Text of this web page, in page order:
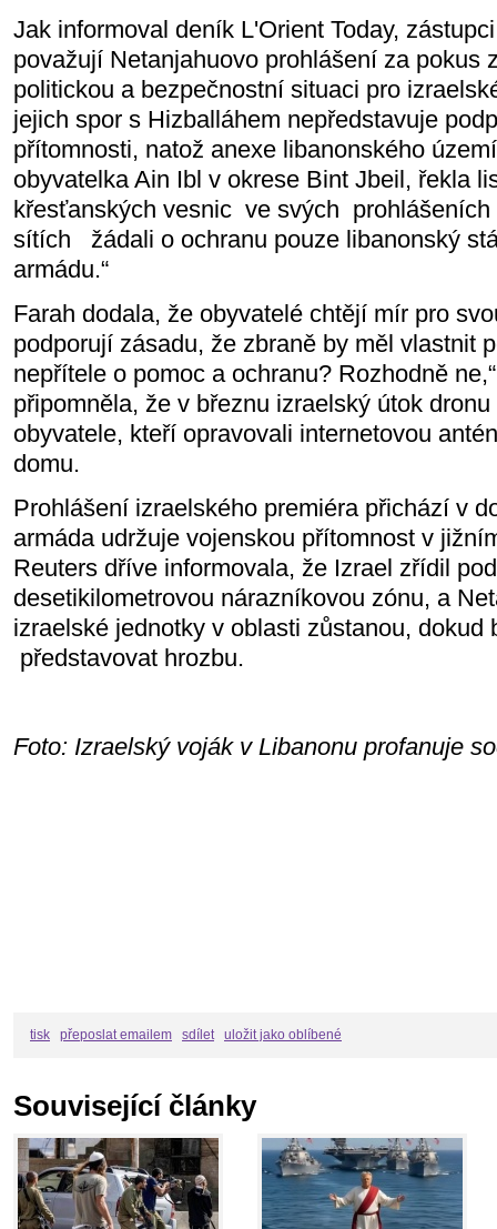
Jak informoval deník L'Orient Today,
považují Netanjahuovo prohlášení za pokus
politickou a bezpečnostní situaci pro
jejich spor s Hizballáhem nepředstavuje
přítomnosti, natož anexe libanonského
obyvatelka Ain Ibl v okrese Bint Jbeil, řekla
křesťanských vesnic ve svých
sítích
žádali o ochranu pouze libanonský
armádu.“
Farah dodala, že obyvatelé chtějí mír pro
podporují zásadu, že zbraně by měl vlastnit
nepřítele o pomoc a ochranu? Rozhodně
připomněla, že v březnu izraelský útok
obyvatele, kteří opravovali internetovou
domu.
Prohlášení izraelského premiéra přichází v
armáda udržuje vojenskou přítomnost v
Reuters dříve informovala, že Izrael zřídil
desetikilometrovou nárazníkovou zónu, a
izraelské jednotky v oblasti zůstanou, dokud
představovat hrozbu.
Foto: Izraelský voják v Libanonu profanuje
tisk přeposlat emailem sdílet uložit jako oblíbené
Související články